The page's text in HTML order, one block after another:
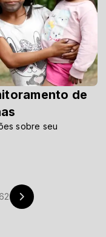
de
sobre seu
62